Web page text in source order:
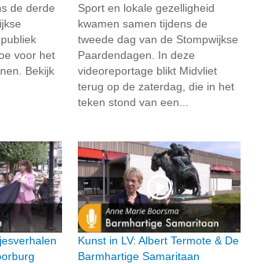
de derde
voor het
Bekijk
Sport en lokale gezelligheid
kwamen samen tijdens de
tweede dag van de Stompwijkse
Paardendagen. In deze
videoreportage blikt Midvliet
terug op de zaterdag, die in het
teken stond van een...
Kunst in LV: Albert Termote & De
Barmhartige Samaritaan